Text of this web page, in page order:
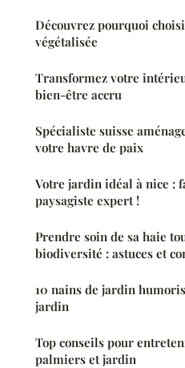
Découvrez pourquoi
végétalisée
Transformez votre
bien-être accru
Spécialiste suisse
votre havre de paix
Votre jardin idéal à nice :
paysagiste expert !
Prendre soin de sa haie
biodiversité : astuces et
10 nains de jardin
jardin
Top conseils pour
palmiers et jardin